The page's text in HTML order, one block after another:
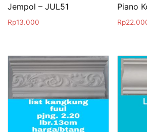
Jempol – JUL51
Rp13.000
Piano
Rp